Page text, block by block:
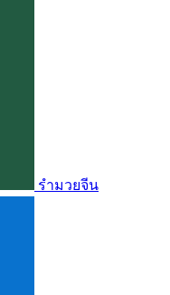
รำมวยจีน